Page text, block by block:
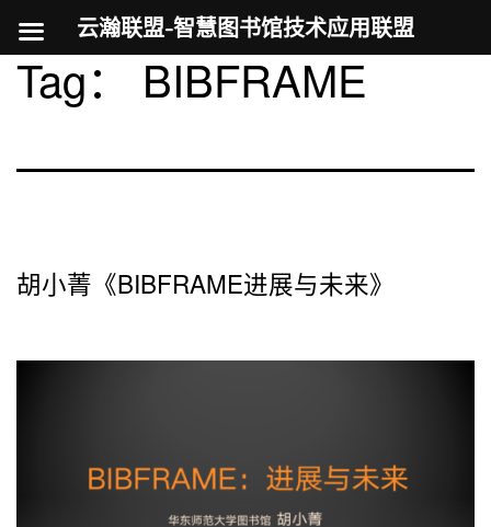
跳Tag： BIBFRAME
胡小菁《BIBFRAME进展与未来》
云瀚联盟-智慧图书馆技术应用联盟